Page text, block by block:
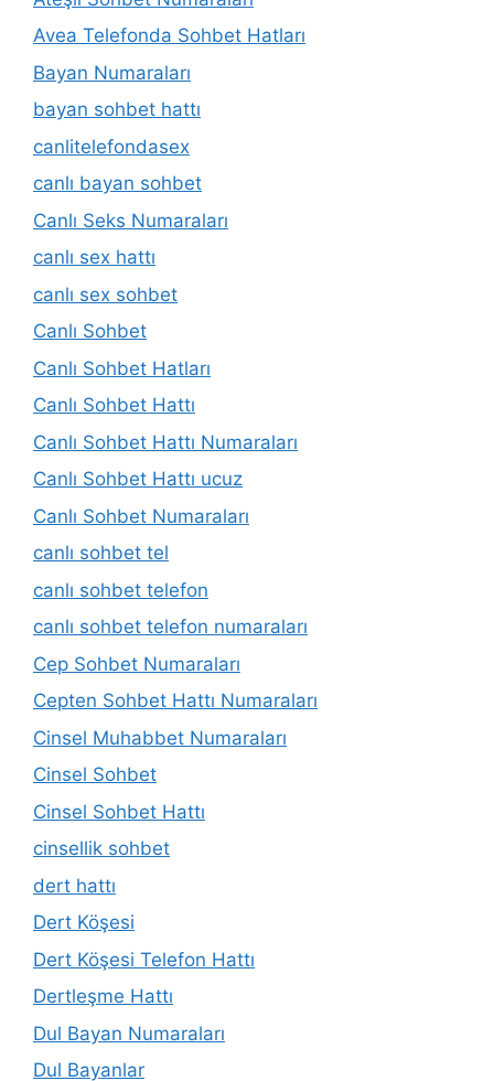
Avea Telefonda Sohbet Hatları
Bayan Numaraları
bayan sohbet hattı
canlitelefondasex
canlı bayan sohbet
Canlı Seks Numaraları
canlı sex hattı
canlı sex sohbet
Canlı Sohbet
Canlı Sohbet Hatları
Canlı Sohbet Hattı
Canlı Sohbet Hattı Numaraları
Canlı Sohbet Hattı ucuz
Canlı Sohbet Numaraları
canlı sohbet tel
canlı sohbet telefon
canlı sohbet telefon numaraları
Cep Sohbet Numaraları
Cepten Sohbet Hattı Numaraları
Cinsel Muhabbet Numaraları
Cinsel Sohbet
Cinsel Sohbet Hattı
cinsellik sohbet
dert hattı
Dert Köşesi
Dert Köşesi Telefon Hattı
Dertleşme Hattı
Dul Bayan Numaraları
Dul Bayanlar